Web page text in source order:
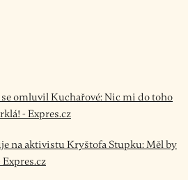
omluvil Kuchařové: Nic mi do toho
- Expres.cz
na aktivistu Kryštofa Stupku: Měl by